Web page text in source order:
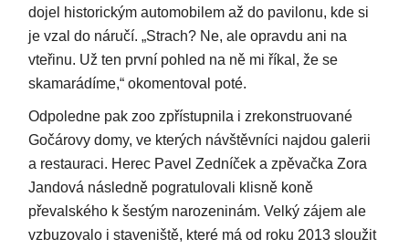
dojel historickým automobilem až do pavilonu, kde si
je vzal do náručí. „Strach? Ne, ale opravdu ani na
vteřinu. Už ten první pohled na ně mi říkal, že se
skamarádíme,“ okomentoval poté.
Odpoledne pak zoo zpřístupnila i zrekonstruované
Gočárovy domy, ve kterých návštěvníci najdou galerii
a restauraci. Herec Pavel Zedníček a zpěvačka Zora
Jandová následně pogratulovali klisně koně
převalského k šestým narozeninám. Velký zájem ale
vzbuzovalo i staveniště, které má od roku 2013 sloužit